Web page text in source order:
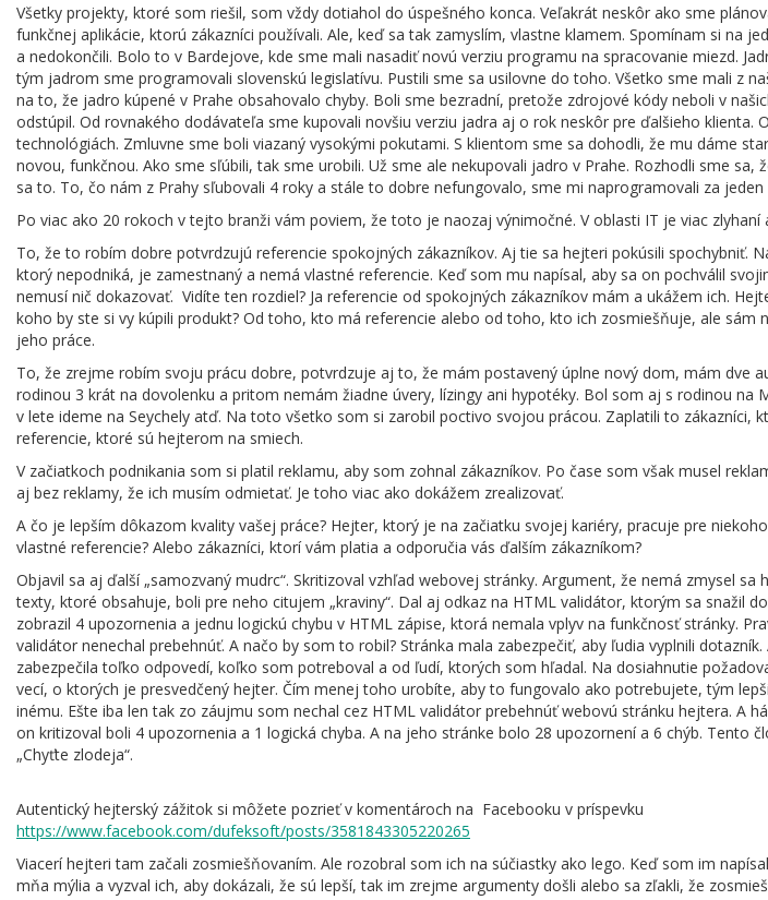
Všetky projekty, ktoré som riešil, som vždy dotiahol do úspešného konca. Veľakrát neskôr ako sme
funkčnej aplikácie, ktorú zákazníci používali. Ale, keď sa tak zamyslím, vlastne klamem. Spomínam si na
a nedokončili. Bolo to v Bardejove, kde sme mali nasadiť novú verziu programu na spracovanie miezd.
tým jadrom sme programovali slovenskú legislatívu. Pustili sme sa usilovne do toho. Všetko sme mali z
na to, že jadro kúpené v Prahe obsahovalo chyby. Boli sme bezradní, pretože zdrojové kódy neboli v
odstúpil. Od rovnakého dodávateľa sme kupovali novšiu verziu jadra aj o rok neskôr pre ďalšieho klienta.
technológiách. Zmluvne sme boli viazaný vysokými pokutami. S klientom sme sa dohodli, že mu dáme
novou, funkčnou. Ako sme sľúbili, tak sme urobili. Už sme ale nekupovali jadro v Prahe. Rozhodli sme sa,
sa to. To, čo nám z Prahy sľubovali 4 roky a stále to dobre nefungovalo, sme mi naprogramovali za jeden
Po viac ako 20 rokoch v tejto branži vám poviem, že toto je naozaj výnimočné. V oblasti IT je viac
To, že to robím dobre potvrdzujú referencie spokojných zákazníkov. Aj tie sa hejteri pokúsili spochybniť.
ktorý nepodniká, je zamestnaný a nemá vlastné referencie. Keď som mu napísal, aby sa on pochválil
nemusí nič dokazovať. Vidíte ten rozdiel? Ja referencie od spokojných zákazníkov mám a ukážem ich.
koho by ste si vy kúpili produkt? Od toho, kto má referencie alebo od toho, kto ich zosmiešňuje, ale sám
jeho práce.
To, že zrejme robím svoju prácu dobre, potvrdzuje aj to, že mám postavený úplne nový dom, mám dve
rodinou 3 krát na dovolenku a pritom nemám žiadne úvery, lízingy ani hypotéky. Bol som aj s rodinou na
v lete ideme na Seychely atď. Na toto všetko som si zarobil poctivo svojou prácou. Zaplatili to zákazníci,
referencie, ktoré sú hejterom na smiech.
V začiatkoch podnikania som si platil reklamu, aby som zohnal zákazníkov. Po čase som však musel
aj bez reklamy, že ich musím odmietať. Je toho viac ako dokážem zrealizovať.
A čo je lepším dôkazom kvality vašej práce? Hejter, ktorý je na začiatku svojej kariéry, pracuje pre
vlastné referencie? Alebo zákazníci, ktorí vám platia a odporučia vás ďalším zákazníkom?
Objavil sa aj ďalší „samozvaný mudrc“. Skritizoval vzhľad webovej stránky. Argument, že nemá zmysel
texty, ktoré obsahuje, boli pre neho citujem „kraviny“. Dal aj odkaz na HTML validátor, ktorým sa snažil
zobrazil 4 upozornenia a jednu logickú chybu v HTML zápise, ktorá nemala vplyv na funkčnosť stránky.
validátor nenechal prebehnúť. A načo by som to robil? Stránka mala zabezpečiť, aby ľudia vyplnili
zabezpečila toľko odpovedí, koľko som potreboval a od ľudí, ktorých som hľadal. Na dosiahnutie
vecí, o ktorých je presvedčený hejter. Čím menej toho urobíte, aby to fungovalo ako potrebujete, tým
inému. Ešte iba len tak zo záujmu som nechal cez HTML validátor prebehnúť webovú stránku hejtera. A
on kritizoval boli 4 upozornenia a 1 logická chyba. A na jeho stránke bolo 28 upozornení a 6 chýb. Tento
„Chyťte zlodeja“.
Autentický hejterský zážitok si môžete pozrieť v komentároch na Facebooku v príspevku
https://www.facebook.com/dufeksoft/posts/3581843305220265
Viacerí hejteri tam začali zosmiešňovaním. Ale rozobral som ich na súčiastky ako lego. Keď som im
mňa mýlia a vyzval ich, aby dokázali, že sú lepší, tak im zrejme argumenty došli alebo sa zľakli, že